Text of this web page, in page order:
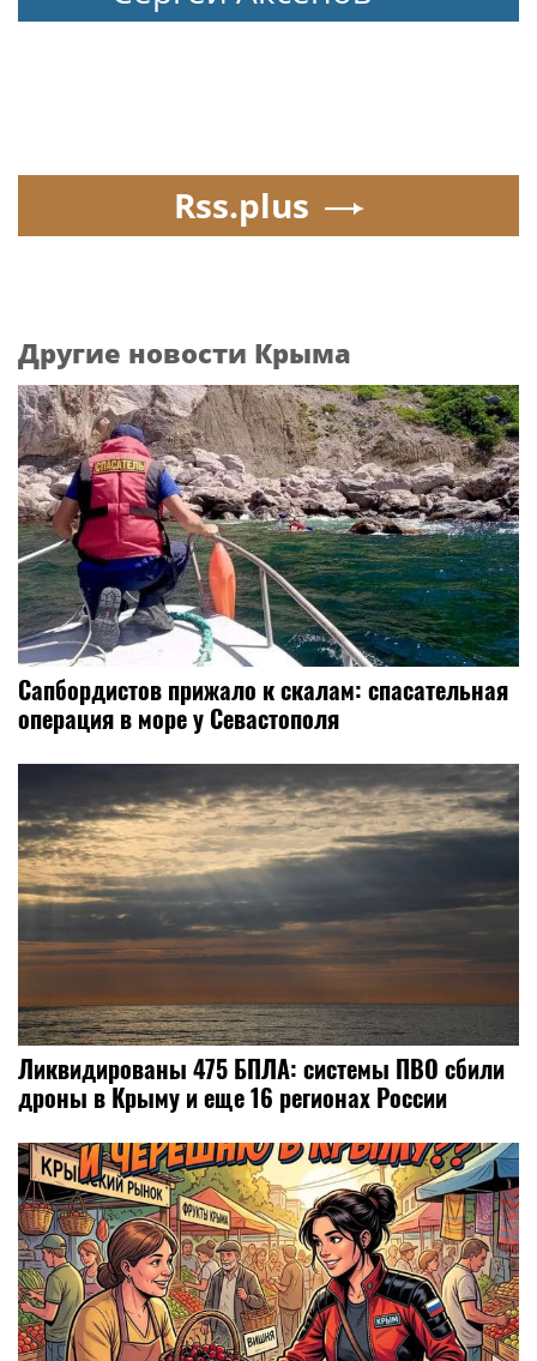
Rss.plus
Другие новости Крыма
Сапбордистов прижало к скалам: спасательная
операция в море у Севастополя
Ликвидированы 475 БПЛА: системы ПВО сбили
дроны в Крыму и еще 16 регионах России